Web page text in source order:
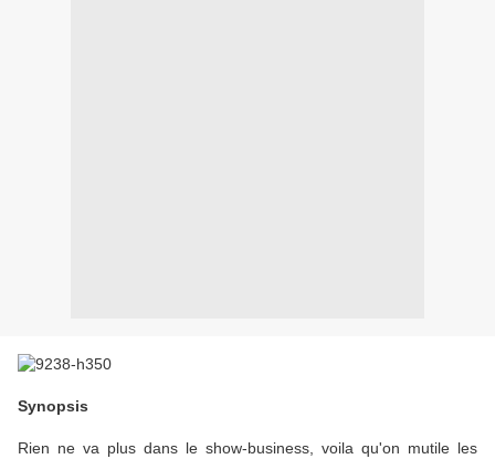
Synopsis
Rien ne va plus dans le show-business, voila qu'on mutile les